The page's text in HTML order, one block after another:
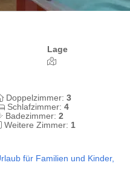
Lage
Doppelzimmer: 3
Schlafzimmer: 4
Badezimmer: 2
Weitere Zimmer: 1
für Familien und Kinder,